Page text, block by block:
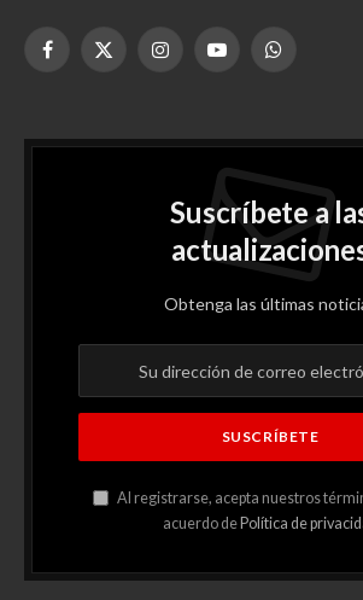
Facebook
X
InstagramYouTubeWhatsApp
Suscríbete a
Obtenga las últimas
Al registrarse, acepta nuestros
acuerdo de Política de